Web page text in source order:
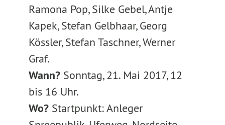
Ramona Pop, Silke Gebel, Antje
Kapek, Stefan Gelbhaar, Georg
Kössler, Stefan Taschner, Werner
Graf.
Wann?Sonntag, 21. Mai 2017, 12
bis 16 Uhr.
Wo?Startpunkt: Anleger